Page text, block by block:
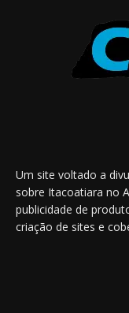
Um site voltado a
sobre Itacoatiara no
publicidade de
criação de sites e